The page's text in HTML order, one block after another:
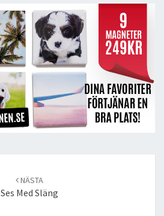
NÄSTA
Ses Med Släng